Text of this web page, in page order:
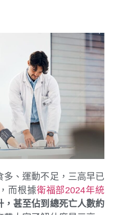
多、運動不足，三高早已
而根據衛福部2024年統
，甚至佔到總死亡人數約